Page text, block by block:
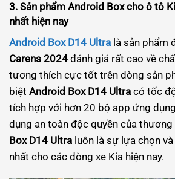
3. Sản phẩm Android Box cho ô tô
nhất hiện nay
Android Box D14 Ultra là sản phẩm
Carens 2024 đánh giá rất cao về
tương thích cực tốt trên dòng sản
biệt Android Box D14 Ultra có tốc
tích hợp với hơn 20 bộ app ứng
dụng an toàn độc quyền của thương
Box D14 Ultra luôn là sự lựa chọn
nhất cho các dòng xe Kia hiện nay.